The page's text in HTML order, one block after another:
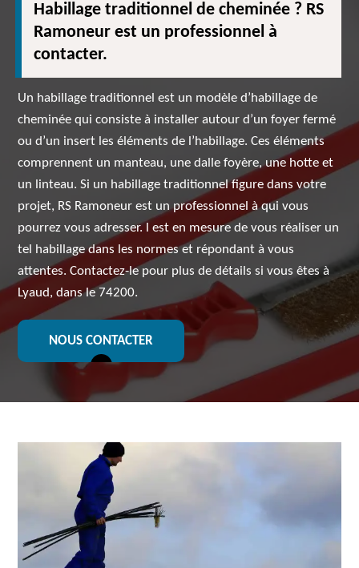
Habillage traditionnel de cheminée ? RS
Ramoneur est un professionnel à
contacter.
Un habillage traditionnel est un modèle d’habillage de
cheminée qui consiste à installer autour d’un foyer fermé
ou d’un insert les éléments de l’habillage. Ces éléments
comprennent un manteau, une dalle foyère, une hotte et
un linteau. Si un habillage traditionnel figure dans votre
projet, RS Ramoneur est un professionnel à qui vous
pourrez vous adresser. l est en mesure de vous réaliser un
tel habillage dans les normes et répondant à vous
attentes. Contactez-le pour plus de détails si vous êtes à
Lyaud, dans le 74200.
NOUS CONTACTER